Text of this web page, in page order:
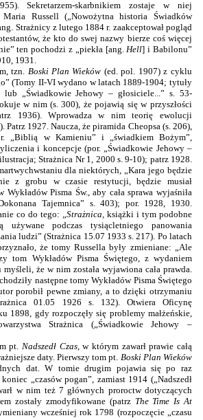
Sekretarzem-skarbnikiem zostaje w niej
Russell („Nowożytna historia Świadków
Strażnicy z lutego 1884 r. zaakceptował pogląd
że kto do swej nazwy bierze coś więcej
ten pochodzi z „piekła [ang.Hell] i Babilonu”
1931.
tzn. Boski Plan Wieków (ed. pol. 1907) z cyklu
(Tomy II-VI wydano w latach 1889-1904; tytuły
„Świadkowie Jehowy – głosiciele...” s. 53-
w nim (s. 300), że pojawią się w przyszłości
1936). Wprowadza w nim teorię ewolucji
Patrz 1927. Naucza, że piramida Cheopsa (s. 206),
„Biblią w Kamieniu” i „świadkiem Bożym”,
i koncepcje (por. „Świadkowie Jehowy –
Strażnica Nr 1, 2000 s. 9-10); patrz 1928.
dla niektórych, „Kara jego będzie
z grobu w czasie restytucji, będzie musiał
Wykładów Pisma Św., aby cała sprawa wyjaśniła
Tajemnica” s. 403); por. 1928, 1930.
co do tego: „Strażnica, książki i tym podobne
używane podczas tysiącletniego panowania
ludzi” (Strażnica 15.07 1933 s. 217). Po latach
że tomy Russella były zmieniane: „Ale
tom Wykładów Pisma Świętego, z wydaniem
że w nim została wyjawiona cała prawda.
następne tomy Wykładów Pisma Świętego
porobił pewne zmiany, a to dzięki otrzymaniu
01.05 1926 s. 132). Otwiera Oficynę
1898, gdy rozpoczęły się problemy małżeńskie,
Strażnica („Świadkowie Jehowy –
pt.Nadszedł Czas, w którym zawarł prawie całą
daty. Pierwszy tom pt. Boski Plan Wieków
dat. W tomie drugim pojawia się po raz
„czasów pogan”, zamiast 1914 („Nadszedł
w nim też 7 głównych proroctw dotyczących
zostały zmodyfikowane (patrz The Time Is At
wcześniej rok 1798 (rozpoczęcie „czasu